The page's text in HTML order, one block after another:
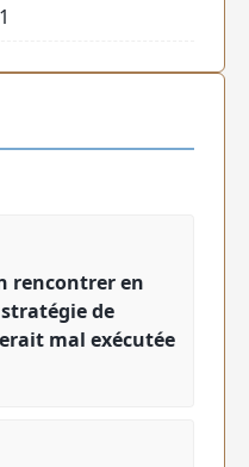
rencontrer en
de
mal exécutée